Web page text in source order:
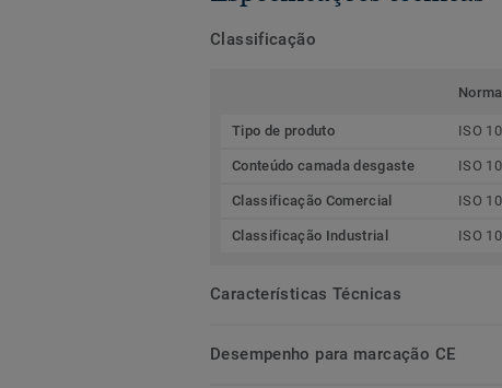
Classificação
Norma
Tipo de produto ISO
Conteúdo camada desgaste ISO
Classificação Comercial ISO
Classificação Industrial ISO
Características Técnicas
Desempenho para marcação CE